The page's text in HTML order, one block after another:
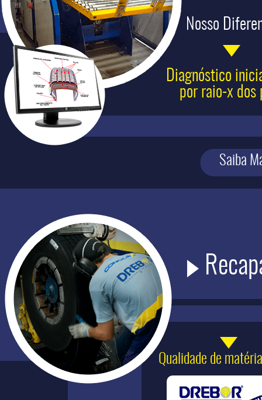
Nosso
Diagnóstico
por raio-x dos
Saiba
Qualidade de